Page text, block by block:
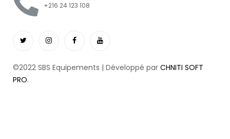
+216 24 123 108
©2022 SBS Equipements | Développé par CHNITI SOFT
PRO.